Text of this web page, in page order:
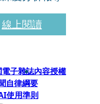
線上閱讀
子雜誌內容授權
自律綱要
使用準則